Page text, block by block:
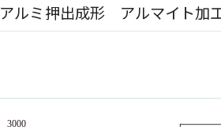
アルミ押出成形 アルマイト加